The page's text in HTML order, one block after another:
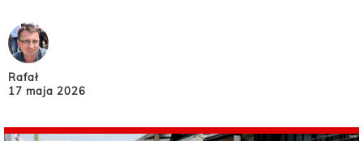
Rafał
17 maja 2026